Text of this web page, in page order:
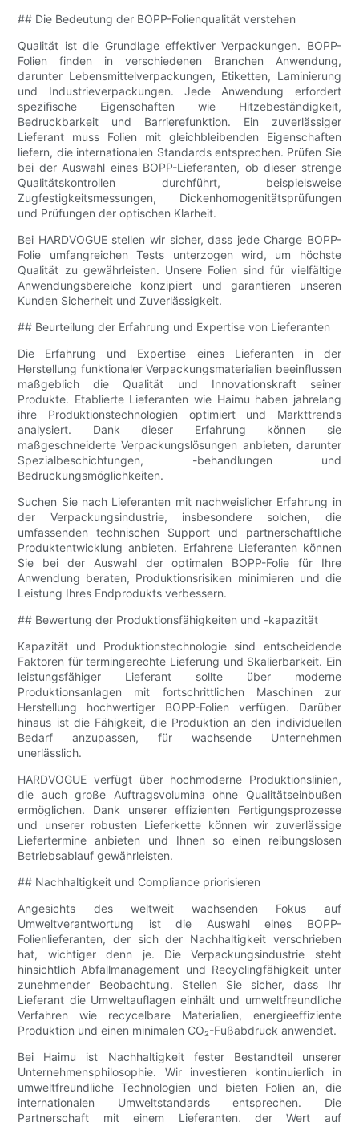
## Die Bedeutung der BOPP-Folienqualität verstehen
Qualität ist die Grundlage effektiver Verpackungen. BOPP-
Folien finden in verschiedenen Branchen Anwendung,
darunter Lebensmittelverpackungen, Etiketten, Laminierung
und Industrieverpackungen. Jede Anwendung erfordert
spezifische Eigenschaften wie Hitzebeständigkeit,
Bedruckbarkeit und Barrierefunktion. Ein zuverlässiger
Lieferant muss Folien mit gleichbleibenden Eigenschaften
liefern, die internationalen Standards entsprechen. Prüfen Sie
bei der Auswahl eines BOPP-Lieferanten, ob dieser strenge
Qualitätskontrollen durchführt, beispielsweise
Zugfestigkeitsmessungen, Dickenhomogenitätsprüfungen
und Prüfungen der optischen Klarheit.
Bei HARDVOGUE stellen wir sicher, dass jede Charge BOPP-
Folie umfangreichen Tests unterzogen wird, um höchste
Qualität zu gewährleisten. Unsere Folien sind für vielfältige
Anwendungsbereiche konzipiert und garantieren unseren
Kunden Sicherheit und Zuverlässigkeit.
## Beurteilung der Erfahrung und Expertise von Lieferanten
Die Erfahrung und Expertise eines Lieferanten in der
Herstellung funktionaler Verpackungsmaterialien beeinflussen
maßgeblich die Qualität und Innovationskraft seiner
Produkte. Etablierte Lieferanten wie Haimu haben jahrelang
ihre Produktionstechnologien optimiert und Markttrends
analysiert. Dank dieser Erfahrung können sie
maßgeschneiderte Verpackungslösungen anbieten, darunter
Spezialbeschichtungen, -behandlungen und
Bedruckungsmöglichkeiten.
Suchen Sie nach Lieferanten mit nachweislicher Erfahrung in
der Verpackungsindustrie, insbesondere solchen, die
umfassenden technischen Support und partnerschaftliche
Produktentwicklung anbieten. Erfahrene Lieferanten können
Sie bei der Auswahl der optimalen BOPP-Folie für Ihre
Anwendung beraten, Produktionsrisiken minimieren und die
Leistung Ihres Endprodukts verbessern.
## Bewertung der Produktionsfähigkeiten und -kapazität
Kapazität und Produktionstechnologie sind entscheidende
Faktoren für termingerechte Lieferung und Skalierbarkeit. Ein
leistungsfähiger Lieferant sollte über moderne
Produktionsanlagen mit fortschrittlichen Maschinen zur
Herstellung hochwertiger BOPP-Folien verfügen. Darüber
hinaus ist die Fähigkeit, die Produktion an den individuellen
Bedarf anzupassen, für wachsende Unternehmen
unerlässlich.
HARDVOGUE verfügt über hochmoderne Produktionslinien,
die auch große Auftragsvolumina ohne Qualitätseinbußen
ermöglichen. Dank unserer effizienten Fertigungsprozesse
und unserer robusten Lieferkette können wir zuverlässige
Liefertermine anbieten und Ihnen so einen reibungslosen
Betriebsablauf gewährleisten.
## Nachhaltigkeit und Compliance priorisieren
Angesichts des weltweit wachsenden Fokus auf
Umweltverantwortung ist die Auswahl eines BOPP-
Folienlieferanten, der sich der Nachhaltigkeit verschrieben
hat, wichtiger denn je. Die Verpackungsindustrie steht
hinsichtlich Abfallmanagement und Recyclingfähigkeit unter
zunehmender Beobachtung. Stellen Sie sicher, dass Ihr
Lieferant die Umweltauflagen einhält und umweltfreundliche
Verfahren wie recycelbare Materialien, energieeffiziente
Produktion und einen minimalen CO₂-Fußabdruck anwendet.
Bei Haimu ist Nachhaltigkeit fester Bestandteil unserer
Unternehmensphilosophie. Wir investieren kontinuierlich in
umweltfreundliche Technologien und bieten Folien an, die
internationalen Umweltstandards entsprechen. Die
Partnerschaft mit einem Lieferanten, der Wert auf